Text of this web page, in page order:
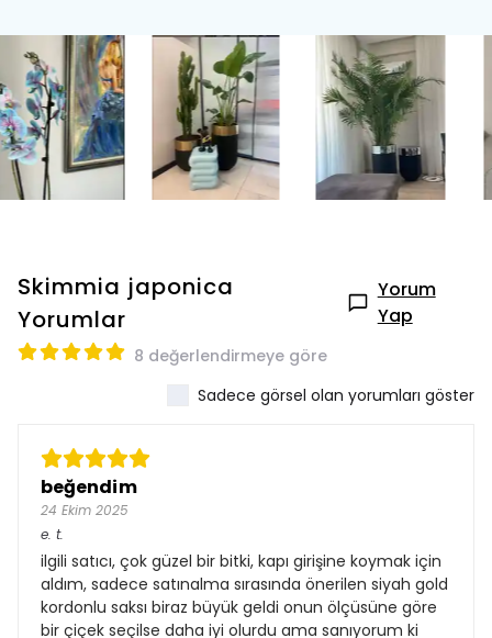
Skimmia japonica
Yorumlar
Yorum
Yap
8 değerlendirmeye göre
Sadece görsel olan yorumları göster
beğendim
24 Ekim 2025
e. t.
ilgili satıcı, çok güzel bir bitki, kapı girişine koymak için
aldım, sadece satınalma sırasında önerilen siyah gold
kordonlu saksı biraz büyük geldi onun ölçüsüne göre
bir çiçek seçilse daha iyi olurdu ama sanıyorum ki